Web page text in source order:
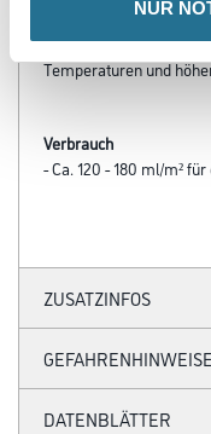
NUR
Luftfeuchte
Temperaturen und
Verbrauch
- Ca. 120 - 180 ml/m²
ZUSATZINFOS
GEFAHRENHINWEISE
DATENBLÄTTER